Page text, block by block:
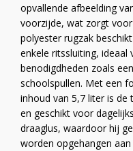
opvallende afbeelding
voorzijde, wat zorgt
polyester rugzak
enkele ritssluiting,
benodigdheden zoals
schoolspullen. Met een
inhoud van 5,7 liter is
en geschikt voor
draaglus, waardoor hij
worden opgehangen